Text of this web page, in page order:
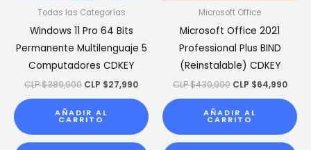
Todas las Categorías
Windows 11 Pro 64 Bits
Permanente Multilenguaje 5
Computadores CDKEY
CLP $389,900 CLP $27,990
AÑADIR AL
CARRITO
Microsoft Office
Microsoft Office 2021
Professional Plus BIND
(Reinstalable) CDKEY
CLP $430,990 CLP $64,990
AÑADIR AL
CARRITO